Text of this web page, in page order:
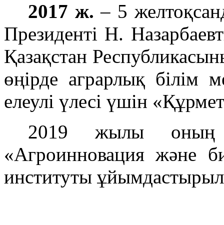
2017 ж. – 5
Президенті Н.
Қазақстан
өңірде аграрлық білім
елеулі үлесі үшін
2019 жылы оның
«Агроинновация және
институты